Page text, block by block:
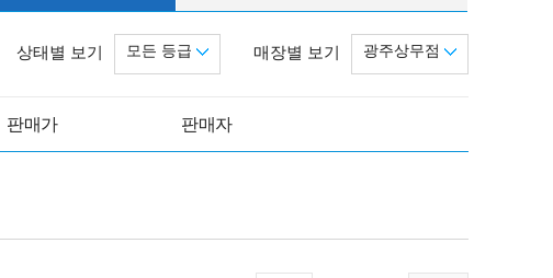
매장별 보기 광주상무점
상태별 보기 모든 등급
판매가 판매자